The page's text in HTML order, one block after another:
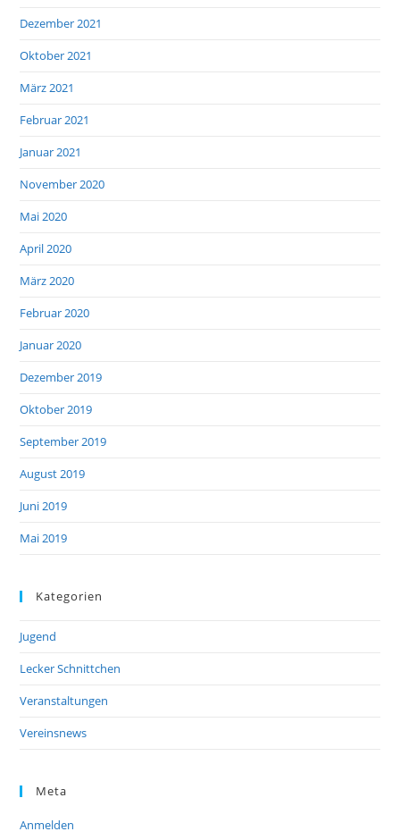
Dezember 2021
Oktober 2021
März 2021
Februar 2021
Januar 2021
November 2020
Mai 2020
April 2020
März 2020
Februar 2020
Januar 2020
Dezember 2019
Oktober 2019
September 2019
August 2019
Juni 2019
Mai 2019
Kategorien
Jugend
Lecker Schnittchen
Veranstaltungen
Vereinsnews
Meta
Anmelden